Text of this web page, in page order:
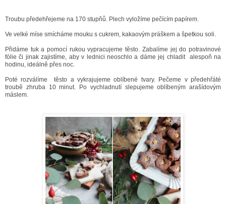
Troubu předehřejeme na 170 stupňů. Plech vyložíme pečícím papírem.
Ve velké míse smícháme mouku s cukrem, kakaovým práškem a špetkou soli.
Přidáme tuk a pomocí rukou vypracujeme těsto. Zabalíme jej do potravinové
fólie či jinak zajistíme, aby v lednici neoschlo a dáme jej chladit alespoň na
hodinu, ideálně přes noc.
Poté rozválíme těsto a vykrajujeme oblíbené tvary. Pečeme v předehřáté
troubě zhruba 10 minut. Po vychladnutí slepujeme oblíbeným arašídovým
máslem.